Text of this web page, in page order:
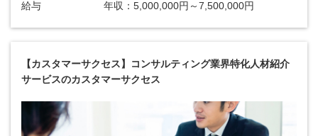
給与 年収：5,000,000円～7,500,000円
【カスタマーサクセス】コンサルティング業界特化人材紹介
サービスのカスタマーサクセス